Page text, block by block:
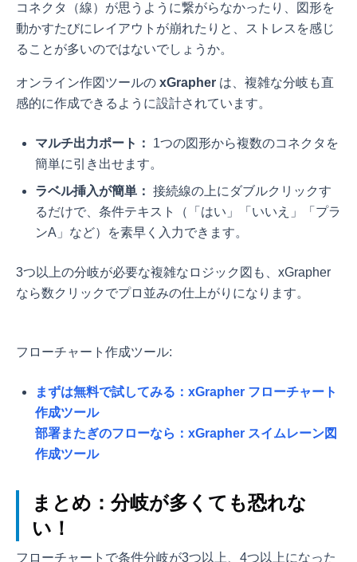
コネクタ（線）が思うように繋がらなかったり、図形を
動かすたびにレイアウトが崩れたりと、ストレスを感じ
ることが多いのではないでしょうか。
オンライン作図ツールの xGrapher は、複雑な分岐も直
感的に作成できるように設計されています。
マルチ出力ポート：
1つの図形から複数のコネクタを
簡単に引き出せます。
ラベル挿入が簡単： 接続線の上にダブルクリックす
るだけで、条件テキスト（「はい」「いいえ」「プラ
ンA」など）を素早く入力できます。
3つ以上の分岐が必要な複雑なロジック図も、xGrapher
なら数クリックでプロ並みの仕上がりになります。
フローチャート作成ツール:
まずは無料で試してみる：xGrapher フローチャート
作成ツール
部署またぎのフローなら：xGrapher スイムレーン図
作成ツール
まとめ：分岐が多くても恐れな
い！
フローチャートで条件分岐が3つ以上、4つ以上になった